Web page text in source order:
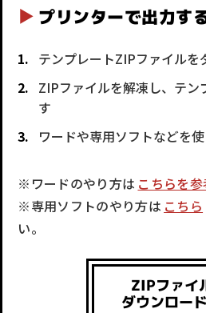
プリンターで出力す
テンプレートZIPファイルを
ZIPファイルを解凍し、テン
す
ワードや専用ソフトなどを
※ワードのやり方は こちらを
※専用ソフトのやり方は こちら
い。
ZIPファイ
ダウンロー